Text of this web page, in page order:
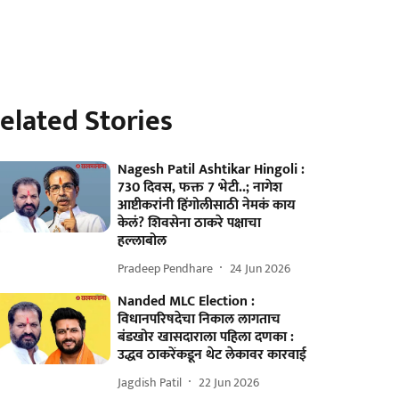
Stories
Nagesh Patil Ashtikar Hingoli :
730 दिवस, फक्त 7 भेटी..; नागेश
आष्टीकरांनी हिंगोलीसाठी नेमकं काय
केलं? शिवसेना ठाकरे पक्षाचा
हल्लाबोल
Pradeep Pendhare 24 Jun 2026
Nanded MLC Election :
विधानपरिषदेचा निकाल लागताच
बंडखोर खासदाराला पहिला दणका :
उद्धव ठाकरेंकडून थेट लेकावर कारवाई
Jagdish Patil 22 Jun 2026